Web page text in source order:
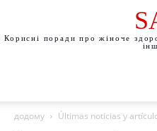
Корисні поради про жіноче
додому Últimas noticias y